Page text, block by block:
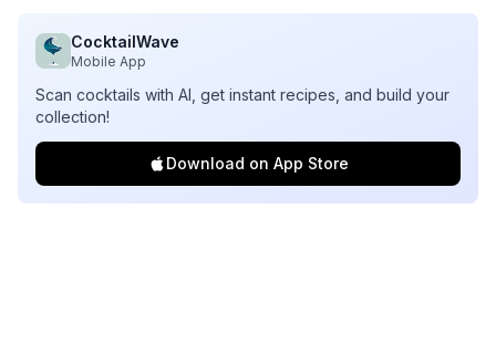
CocktailWave
Mobile App
Scan cocktails with AI, get instant recipes, and build your
collection!
Download on App Store